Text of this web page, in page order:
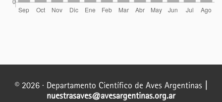
© 2026 · Departamento Científico de Aves Argentinas
nuestrasaves@avesargentinas.org.ar